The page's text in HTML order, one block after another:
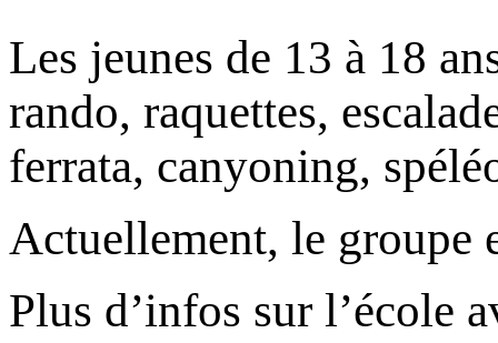
Les jeunes de 13 à 18
rando, raquettes,
ferrata, canyoning,
Actuellement, le groupe
Plus d’infos sur l’école